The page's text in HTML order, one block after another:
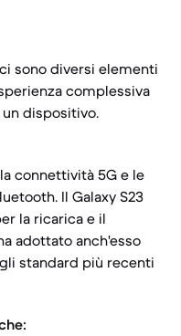
sono diversi elementi
complessiva
dispositivo.
connettività 5G e le
Il Galaxy S23
la ricarica e il
adottato anch'esso
standard più recenti